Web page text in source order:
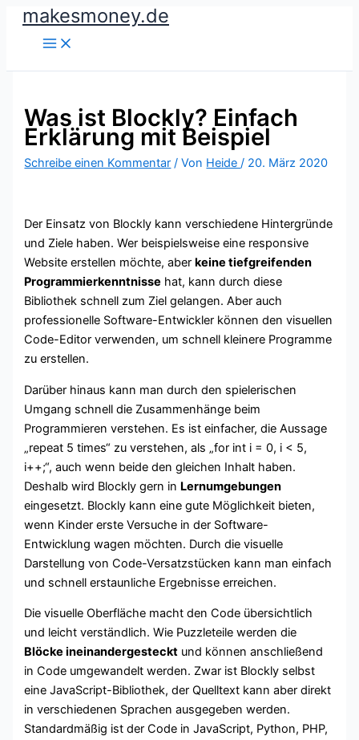
Zummakesmoney.de
Was ist Blockly? Einfach
Erklärung mit Beispiel
Schreibe einen Kommentar / Von Heide/ 20. März 2020
Der Einsatz von Blockly kann verschiedene Hintergründe
und Ziele haben. Wer beispielsweise eine responsive
Website erstellen möchte, aberkeine tiefgreifenden
Programmierkenntnisse hat, kann durch diese
Bibliothek schnell zum Ziel gelangen. Aber auch
professionelle Software-Entwickler können den visuellen
Code-Editor verwenden, um schnell kleinere Programme
zu erstellen.
Darüber hinaus kann man durch den spielerischen
Umgang schnell die Zusammenhänge beim
Programmieren verstehen. Es ist einfacher, die Aussage
„repeat 5 times“ zu verstehen, als „for int i = 0, i < 5,
i++;“, auch wenn beide den gleichen Inhalt haben.
Deshalb wird Blockly gern in Lernumgebungen
eingesetzt. Blockly kann eine gute Möglichkeit bieten,
wenn Kinder erste Versuche in der Software-
Entwicklung wagen möchten. Durch die visuelle
Darstellung von Code-Versatzstücken kann man einfach
und schnell erstaunliche Ergebnisse erreichen.
Die visuelle Oberfläche macht den Code übersichtlich
und leicht verständlich. Wie Puzzleteile werden die
Blöcke ineinandergesteckt und können anschließend
in Code umgewandelt werden. Zwar ist Blockly selbst
eine JavaScript-Bibliothek, der Quelltext kann aber direkt
in verschiedenen Sprachen ausgegeben werden.
Standardmäßig ist der Code in JavaScript, Python, PHP,